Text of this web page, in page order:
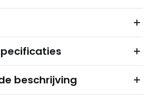
beschrijving